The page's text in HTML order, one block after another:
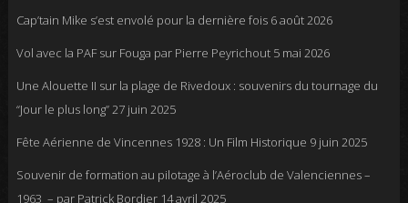
Cap’tain Mike s’est envolé pour la dernière fois 6 août 2026
Vol avec la PAF sur Fouga par Pierre Peyrichout 5 mai 2026
Une Alouette II sur la plage de Rivedoux : souvenirs du tournage du
“Jour le plus long”27 juin 2025
Fête Aérienne de Vincennes 1928 : Un Film Historique 9 juin 2025
Souvenir de formation au pilotage à l’Aéroclub de Valenciennes –
1963 – par Patrick Bordier 14 avril 2025